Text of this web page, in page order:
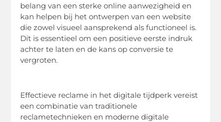
belang van een sterke online aanwezigheid en
kan helpen bij het ontwerpen van een website
die zowel visueel aansprekend als functioneel is.
Dit is essentieel om een positieve eerste indruk
achter te laten en de kans op conversie te
vergroten.
Effectieve reclame in het digitale tijdperk vereist
een combinatie van traditionele
reclametechnieken en moderne digitale